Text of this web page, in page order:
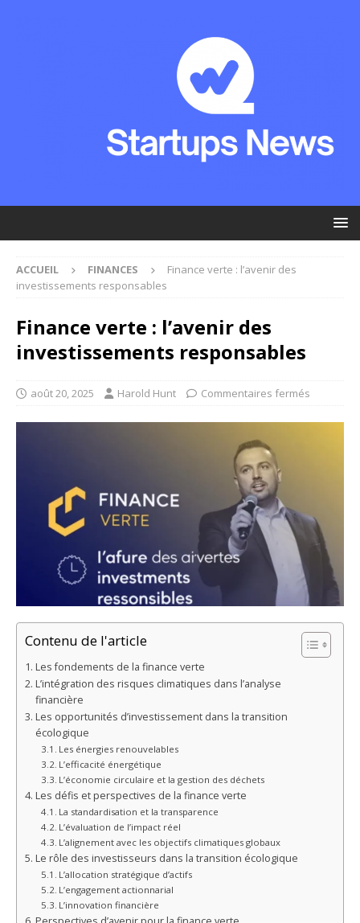
ACCUEIL FINANCES
Finance verte : l’avenir des
investissements responsables
Finance verte : l’avenir des
investissements responsables
août 20, 2025 Harold Hunt Commentaires fermés
Contenu de l'article
Les fondements de la finance verte
L’intégration des risques climatiques dans l’analyse
financière
Les opportunités d’investissement dans la transition
écologique
Les énergies renouvelables
L’efficacité énergétique
L’économie circulaire et la gestion des déchets
Les défis et perspectives de la finance verte
La standardisation et la transparence
L’évaluation de l’impact réel
L’alignement avec les objectifs climatiques globaux
Le rôle des investisseurs dans la transition écologique
L’allocation stratégique d’actifs
L’engagement actionnarial
L’innovation financière